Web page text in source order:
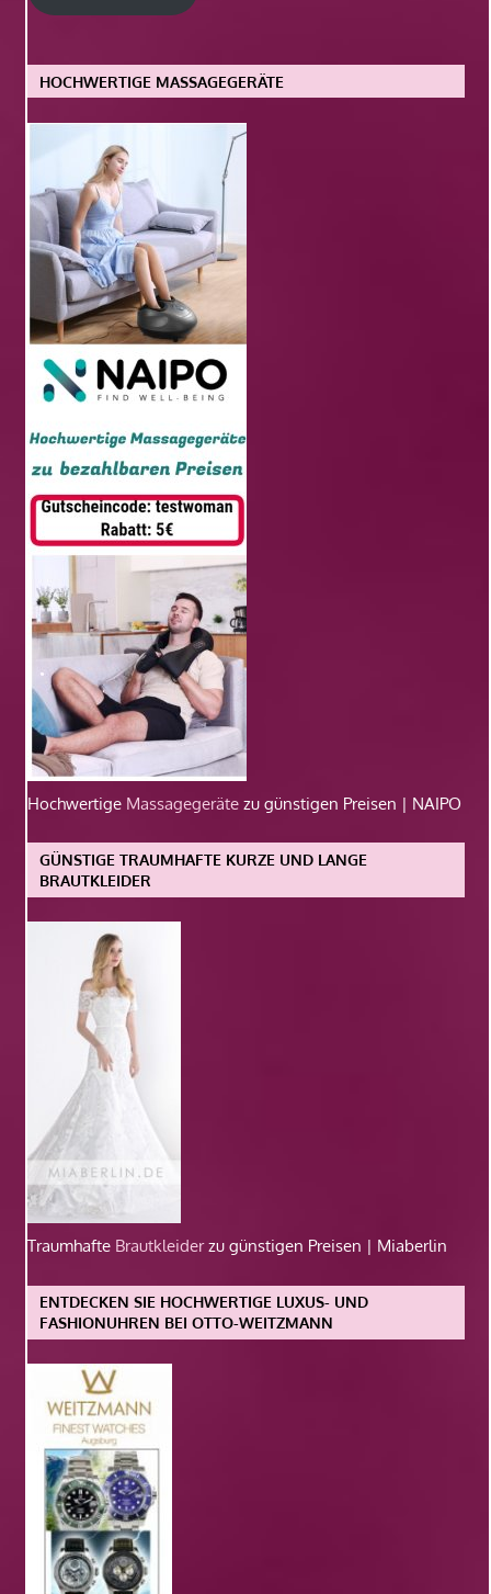
HOCHWERTIGE MASSAGEGERÄTE
Hochwertige Massagegeräte zu günstigen Preisen | NAIPO
GÜNSTIGE TRAUMHAFTE KURZE UND LANGE
BRAUTKLEIDER
Traumhafte Brautkleiderzu günstigen Preisen | Miaberlin
ENTDECKEN SIE HOCHWERTIGE LUXUS- UND
FASHIONUHREN BEI OTTO-WEITZMANN